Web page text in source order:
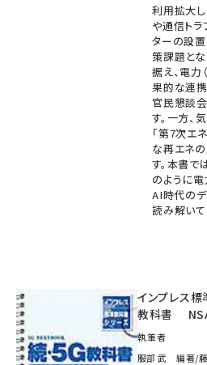
利用拡大
や通信トラ
ターの設
策課題とな
据え、電力
果的な連携
官民懇談
す。一方
「第7次エ
な再エネ
す。本書で
のように電
AI時代の
読み解いて
インプレス
教科書
執筆者
服部 武 編著/